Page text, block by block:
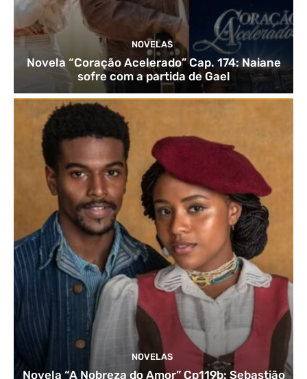
NOVELAS
Novela “Coração Acelerado” Cap. 174: Naiane
sofre com a partida de Gael
NOVELAS
Novela “A Nobreza do Amor” Cp119b: Sebastião